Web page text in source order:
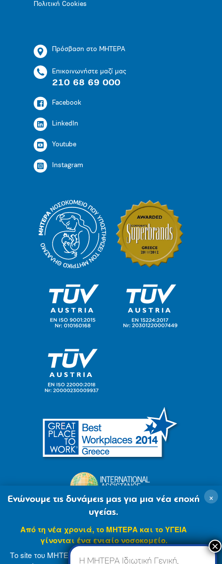
Πολιτική Cookies
Πρόσβαση στο ΜΗΤΕΡΑ
Επικοινωνήστε μαζί μας
210 68 69 000
Facebook
LinkedIn
Youtube
Instagram
Η ΜΗΤΕΡΑ Ιδιωτική Γενική,
×
Ενώνουμε τις δυνάμεις μας για μια νέα εποχή
υγείας.
Από τη νέα χρονιά, το ΜΗΤΕΡΑ και το ΥΓΕΙΑ
γίνονται ένα ενιαίο νοσοκομείο.
Το site του ΜΗΤΕΡΑ βρίσκεται σε φάση ανανέωσης